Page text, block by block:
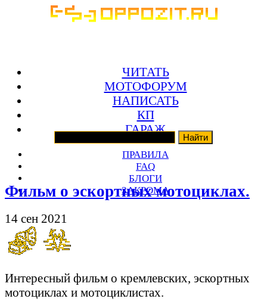
ЧИТАТЬ
МОТОФОРУМ
НАПИСАТЬ
КП
ГАРАЖ
ПРАВИЛА
FAQ
БЛОГИ
ЗАКРОМА
Фильм о эскортных мотоциклах.
14 сен 2021
Интересный фильм о кремлевских, эскортных
мотоциклах и мотоциклистах.